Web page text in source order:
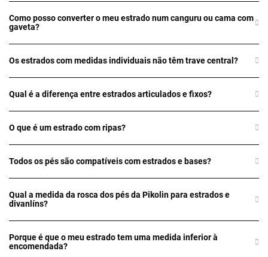
Como posso converter o meu estrado num canguru ou cama com
gaveta?
Os estrados com medidas individuais não têm trave central?
Qual é a diferença entre estrados articulados e fixos?
O que é um estrado com ripas?
Todos os pés são compatíveis com estrados e bases?
Qual a medida da rosca dos pés da Pikolin para estrados e
divanlíns?
Porque é que o meu estrado tem uma medida inferior à
encomendada?